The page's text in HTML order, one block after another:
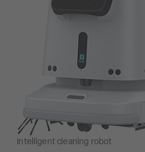
Intelligent cleaning robot